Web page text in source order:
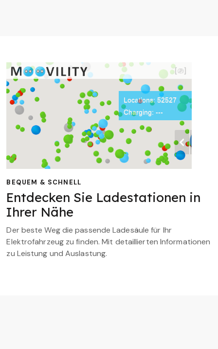
BEQUEM & SCHNELL
Entdecken Sie Ladestationen in
Ihrer Nähe
Der beste Weg die passende Ladesäule für Ihr
Elektrofahrzeug zu finden. Mit detaillierten Informationen
zu Leistung und Auslastung.